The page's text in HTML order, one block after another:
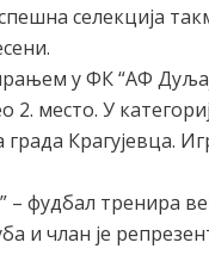
селекција
у ФК “АФ
место. У
Крагујевца.
фудбал тренира
и члан је